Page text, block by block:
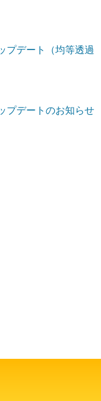
プデート（均等透過
プデートのお知らせ